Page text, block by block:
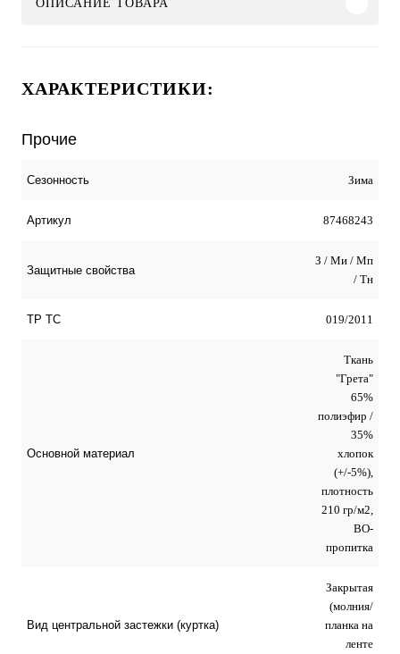
ОПИСАНИЕ ТОВАРА
ХАРАКТЕРИСТИКИ:
Прочие
Сезонность Зима
Артикул 87468243
Защитные свойства
З / Ми / Мп
/ Тн
ТР ТС 019/2011
Основной материал
Ткань
"Грета"
65%
полиэфир /
35%
хлопок
(+/-5%),
плотность
210 гр/м2,
ВО-
пропитка
Вид центральной застежки (куртка)
Закрытая
(молния/
планка на
ленте